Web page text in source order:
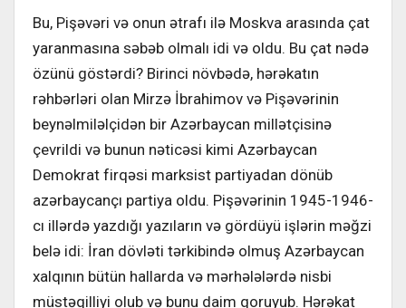
Bu, Pişəvəri və onun ətrafı ilə Moskva arasında çat
yaranmasına səbəb olmalı idi və oldu. Bu çat nədə
özünü göstərdi? Birinci növbədə, hərəkatın
rəhbərləri olan Mirzə İbrahimov və Pişəvərinin
beynəlmiləlçidən bir Azərbaycan millətçisinə
çevrildi və bunun nəticəsi kimi Azərbaycan
Demokrat firqəsi marksist partiyadan dönüb
azərbaycançı partiya oldu. Pişəvərinin 1945-1946-
cı illərdə yazdığı yazıların və gördüyü işlərin məğzi
belə idi: İran dövləti tərkibində olmuş Azərbaycan
xalqının bütün hallarda və mərhələlərdə nisbi
müstəqilliyi olub və bunu daim qoruyub. Hərəkat